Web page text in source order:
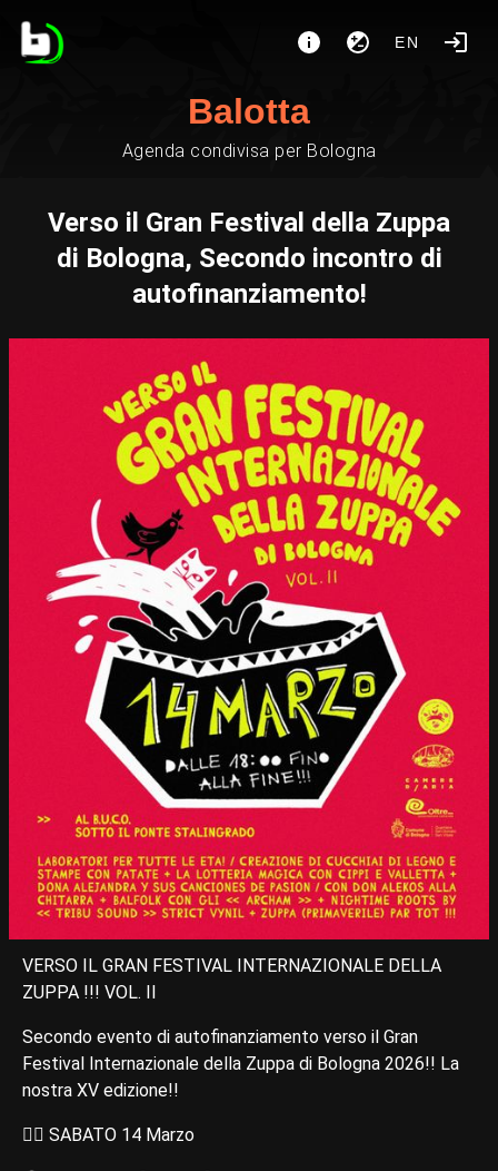
EN
Balotta
Agenda condivisa per Bologna
Verso il Gran Festival della Zuppa
di Bologna, Secondo incontro di
autofinanziamento!
VERSO IL GRAN FESTIVAL INTERNAZIONALE DELLA
ZUPPA !!! VOL. II
Secondo evento di autofinanziamento verso il Gran
Festival Internazionale della Zuppa di Bologna 2026!! La
nostra XV edizione!!
👉🏻 SABATO 14 Marzo